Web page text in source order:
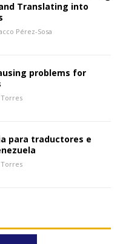
Translating into
Pérez-Sosa
problems for
para traductores e